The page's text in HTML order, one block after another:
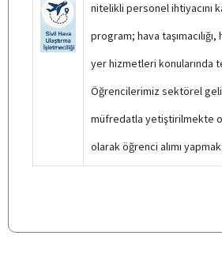
nitelikli personel ihtiyacını
program; hava
yer hizmetleri konularında
Öğrencilerimiz sektörel
müfredatla yetiştirilmekte
olarak öğrenci alımı